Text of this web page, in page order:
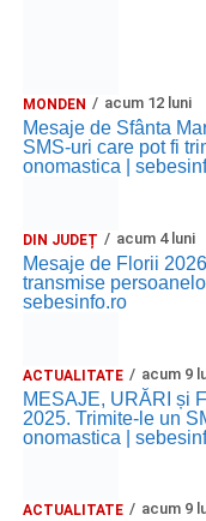
MONDEN acum 12 luni
Mesaje de Sfânta
SMS-uri care pot fi
onomastica |
DIN JUDEȚ acum 4 luni
Mesaje de Florii
transmise
sebesinfo.ro
ACTUALITATE acum 9
MESAJE, URĂRI și
2025. Trimite-le un
onomastica |
ACTUALITATE acum 9